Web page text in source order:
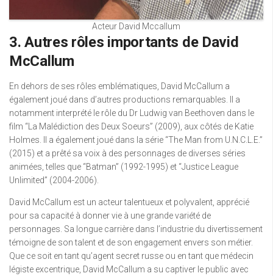
Acteur David Mccallum
3. Autres rôles importants de David
McCallum
En dehors de ses rôles emblématiques, David McCallum a
également joué dans d’autres productions remarquables. Il a
notamment interprété le rôle du Dr Ludwig van Beethoven dans le
film “La Malédiction des Deux Soeurs” (2009), aux côtés de Katie
Holmes. Il a également joué dans la série “The Man from U.N.C.L.E.”
(2015) et a prêté sa voix à des personnages de diverses séries
animées, telles que “Batman” (1992-1995) et “Justice League
Unlimited” (2004-2006).
David McCallum est un acteur talentueux et polyvalent, apprécié
pour sa capacité à donner vie à une grande variété de
personnages. Sa longue carrière dans l’industrie du divertissement
témoigne de son talent et de son engagement envers son métier.
Que ce soit en tant qu’agent secret russe ou en tant que médecin
légiste excentrique, David McCallum a su captiver le public avec